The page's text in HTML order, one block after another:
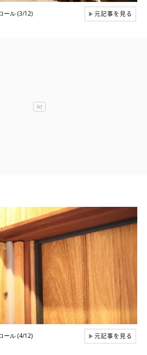
ール (3/12) ▶元記事を見る
ール (4/12) ▶元記事を見る